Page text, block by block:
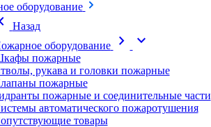
оборудование
Назад
оборудование
chevron_right expand_more
пожарные
рукава и головки пожарные
пожарные
пожарные и соединительные части
автоматического пожаротушения
товары